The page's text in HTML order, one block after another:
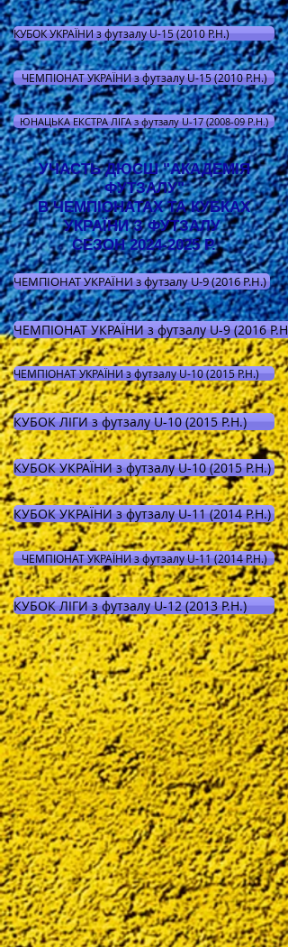
КУБОК УКРАЇНИ з футзалу U-15 (2010 Р.Н.)
ЧЕМПІОНАТ УКРАЇНИ з футзалу U-15 (2010 Р.Н.)
ЮНАЦЬКА ЕКСТРА ЛІГА з футзалу U-17 (2008-09 Р.Н.)
ЧЕМПІОНАТ УКРАЇНИ з футзалу U-9 (2016 Р.Н.)
ЧЕМПІОНАТ УКРАЇНИ з футзалу U-9 (2016 Р.Н.)
ЧЕМПІОНАТ УКРАЇНИ з футзалу U-10 (2015 Р.Н.)
КУБОК ЛІГИ з футзалу U-10 (2015 Р.Н.)
КУБОК УКРАЇНИ з футзалу U-10 (2015 Р.Н.)
КУБОК УКРАЇНИ з футзалу U-11 (2014 Р.Н.)
ЧЕМПІОНАТ УКРАЇНИ з футзалу U-11 (2014 Р.Н.)
КУБОК ЛІГИ з футзалу U-12 (2013 Р.Н.)
УЧАСТЬ ДЮСШ "АКАДЕМІЯ
ФУТЗАЛУ"
В ЧЕМПІОНАТАХ ТА КУБКАХ
УКРАЇНИ З ФУТЗАЛУ
СЕЗОН 2024-2025 Р.